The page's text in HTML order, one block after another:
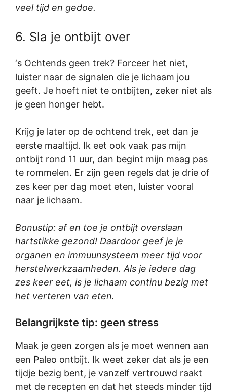
veel tijd en gedoe.
6. Sla je ontbijt over
‘s Ochtends geen trek? Forceer het niet,
luister naar de signalen die je lichaam jou
geeft. Je hoeft niet te ontbijten, zeker niet als
je geen honger hebt.
Krijg je later op de ochtend trek, eet dan je
eerste maaltijd. Ik eet ook vaak pas mijn
ontbijt rond 11 uur, dan begint mijn maag pas
te rommelen. Er zijn geen regels dat je drie of
zes keer per dag moet eten, luister vooral
naar je lichaam.
Bonustip: af en toe je ontbijt overslaan
hartstikke gezond! Daardoor geef je je
organen en immuunsysteem meer tijd voor
herstelwerkzaamheden. Als je iedere dag
zes keer eet, is je lichaam continu bezig met
het verteren van eten.
Belangrijkste tip: geen stress
Maak je geen zorgen als je moet wennen aan
een Paleo ontbijt. Ik weet zeker dat als je een
tijdje bezig bent, je vanzelf vertrouwd raakt
met de recepten en dat het steeds minder tijd